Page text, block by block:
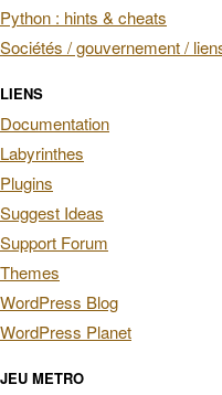
Python : hints & cheats
Sociétés / gouvernement /
LIENS
Documentation
Labyrinthes
Plugins
Suggest Ideas
Support Forum
Themes
WordPress Blog
WordPress Planet
JEU METRO